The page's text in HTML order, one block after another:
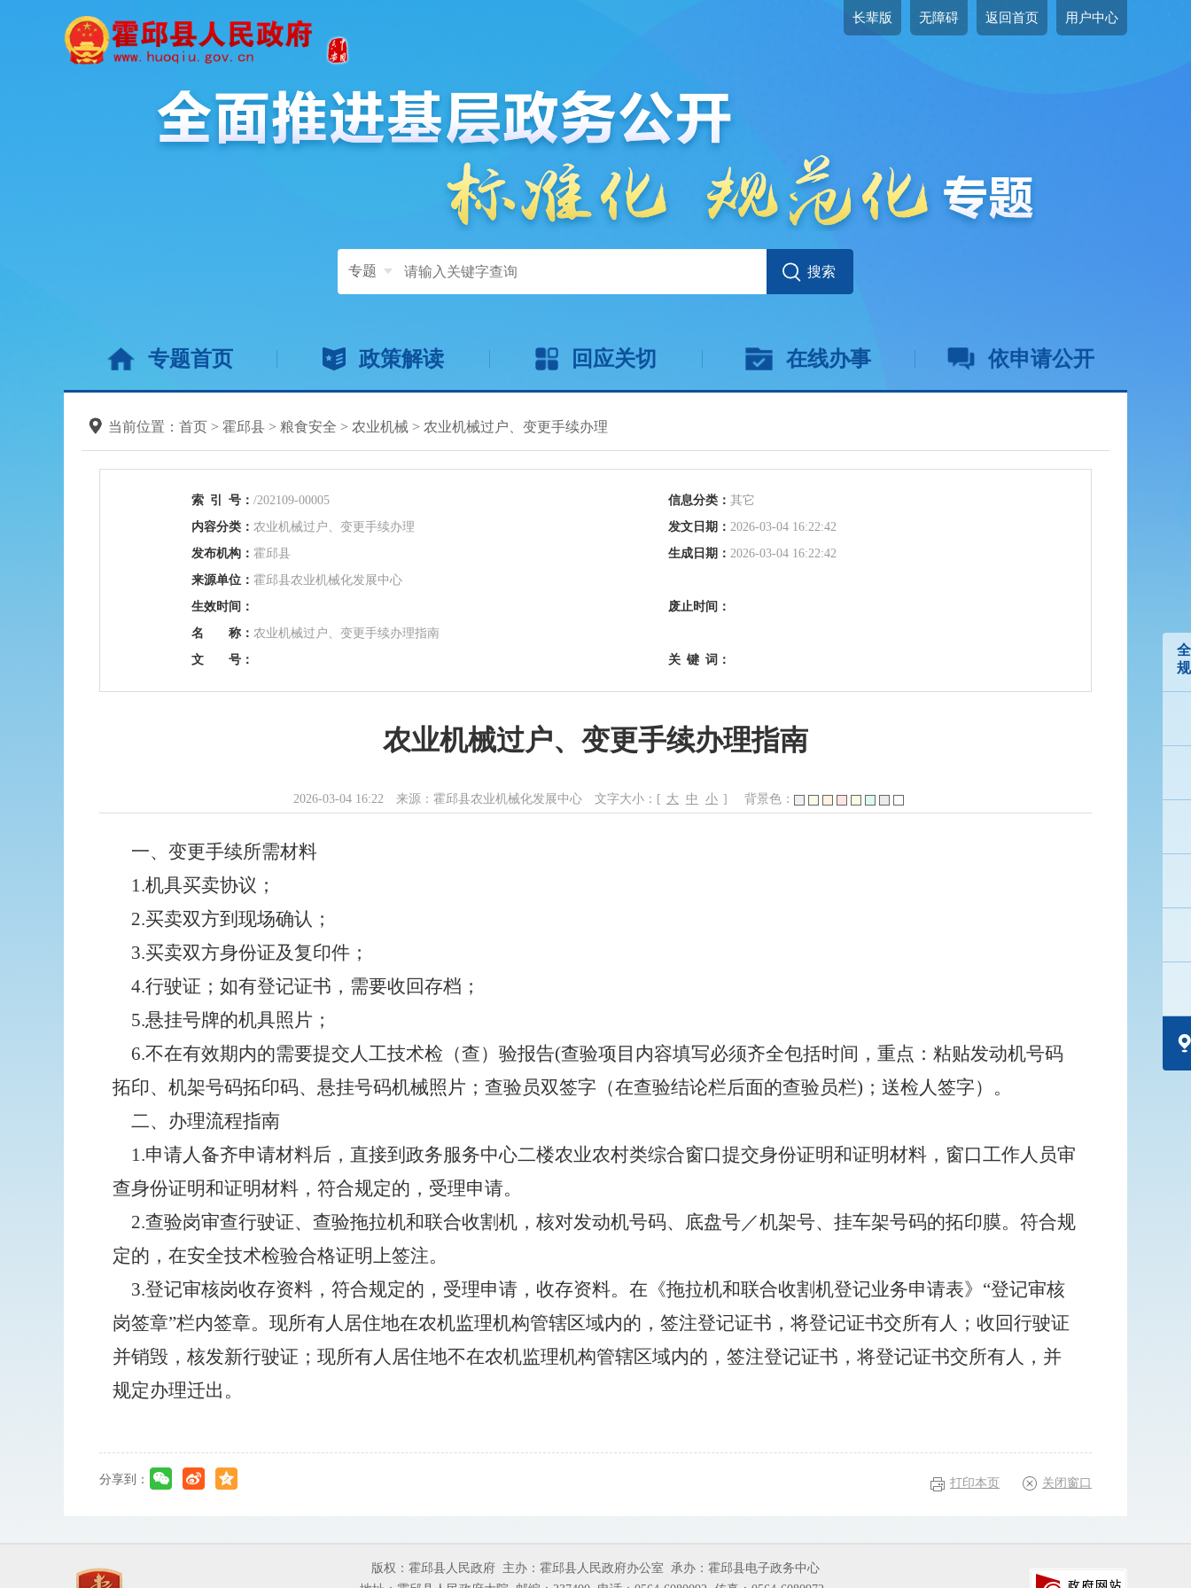
长辈版 无障碍 返回首页 用户中心
专题
专题首页 政策解读 回应关切 在线办事 依申请公开
当前位置： 首页 > 霍邱县 > 粮食安全 > 农业机械 > 农业机械过户、变更手续办理
索 引 号： /202109-00005 信息分类： 其它
内容分类： 农业机械过户、变更手续办理 发文日期： 2026-03-04 16:22:42
发布机构： 霍邱县 生成日期： 2026-03-04 16:22:42
来源单位： 霍邱县农业机械化发展中心
生效时间：
废止时间：
名 称： 农业机械过户、变更手续办理指南
文 号：
关 键 词：
农业机械过户、变更手续办理指南
2026-03-04 16:22 来源：霍邱县农业机械化发展中心 文字大小：[ 大 中 小 ] 背景色：
一、变更手续所需材料
1.机具买卖协议；
2.买卖双方到现场确认；
3.买卖双方身份证及复印件；
4.行驶证；如有登记证书，需要收回存档；
5.悬挂号牌的机具照片；
6.不在有效期内的需要提交人工技术检（查）验报告(查验项目内容填写必须齐全包括时间，重点：粘贴发动机号码
拓印、机架号码拓印码、悬挂号码机械照片；查验员双签字（在查验结论栏后面的查验员栏)；送检人签字）。
二、办理流程指南
1.申请人备齐申请材料后，直接到政务服务中心二楼农业农村类综合窗口提交身份证明和证明材料，窗口工作人员审
查身份证明和证明材料，符合规定的，受理申请。
2.查验岗审查行驶证、查验拖拉机和联合收割机，核对发动机号码、底盘号／机架号、挂车架号码的拓印膜。符合规
定的，在安全技术检验合格证明上签注。
3.登记审核岗收存资料，符合规定的，受理申请，收存资料。在《拖拉机和联合收割机登记业务申请表》“登记审核
岗签章”栏内签章。现所有人居住地在农机监理机构管辖区域内的，签注登记证书，将登记证书交所有人；收回行驶证
并销毁，核发新行驶证；现所有人居住地不在农机监理机构管辖区域内的，签注登记证书，将登记证书交所有人，并
规定办理迁出。
分享到： 打印本页 关闭窗口
版权：霍邱县人民政府 主办：霍邱县人民政府办公室 承办：霍邱县电子政务中心